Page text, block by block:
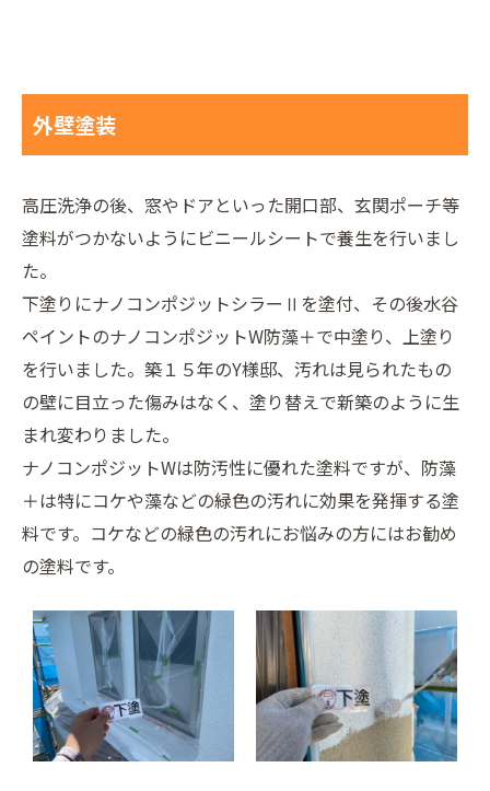
外壁塗装
高圧洗浄の後、窓やドアといった開口部、玄関ポーチ等
塗料がつかないようにビニールシートで養生を行いまし
た。
下塗りにナノコンポジットシラーⅡを塗付、その後水谷
ペイントのナノコンポジットW防藻＋で中塗り、上塗り
を行いました。築１５年のY様邸、汚れは見られたもの
の壁に目立った傷みはなく、塗り替えで新築のように生
まれ変わりました。
ナノコンポジットWは防汚性に優れた塗料ですが、防藻
＋は特にコケや藻などの緑色の汚れに効果を発揮する塗
料です。コケなどの緑色の汚れにお悩みの方にはお勧め
の塗料です。